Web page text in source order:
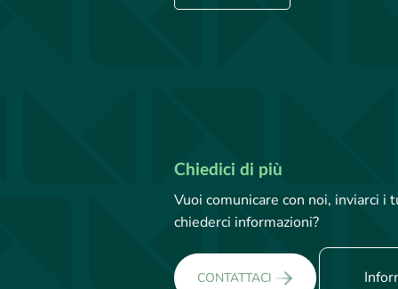
Chiedici di più
Vuoi comunicare con noi, inviarci
chiederci informazioni?
CONTATTACI